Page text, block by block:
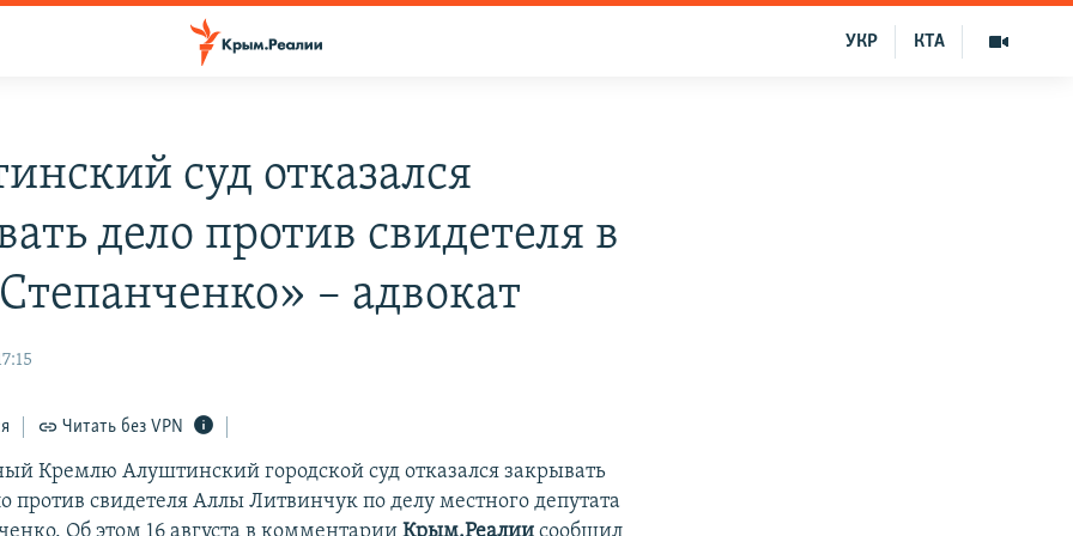
КТА
УКР
суд отказался
дело против свидетеля в
– адвокат
Читать без VPN
Кремлю Алуштинский городской суд отказался закрывать
против свидетеля Аллы Литвинчук по делу местного депутата